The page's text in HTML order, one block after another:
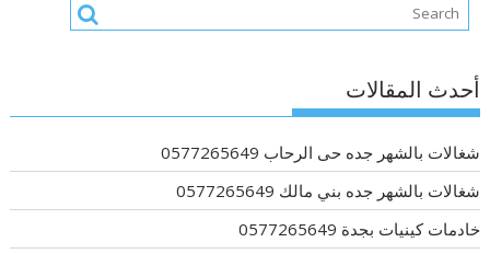
أحدث المقالات
شغالات بالشهر جده حى الرحاب 0577265649
شغالات بالشهر جده بني مالك 0577265649
خادمات كينيات بجدة 0577265649